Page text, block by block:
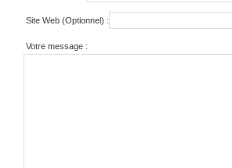
Site Web (Optionnel) :
Votre message :